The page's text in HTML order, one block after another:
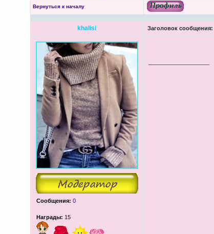
Вернуться к началу
khalisi Заголовок сообщения:
Сообщения: 0
Награды: 15